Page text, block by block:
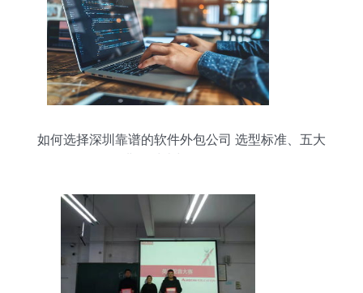
如何选择深圳靠谱的软件外包公司 选型标准、五大